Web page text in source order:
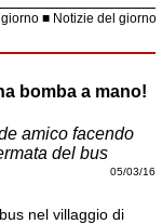
Notizie del giorno
bomba a mano!
amico facendo
del bus
05/03/16
nel villaggio di